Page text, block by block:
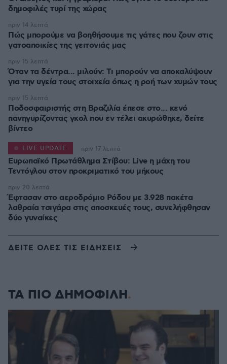
δημοφιλές τυρί της χώρας
Πώς μπορούμε να βοηθήσουμε τις γάτες που ζουν στις
γατοαποικίες της γειτονιάς μας
πριν 14 λεπτά
Όταν τα δέντρα... μιλούν: Τι μπορούν να αποκαλύψουν
για την υγεία τους στοιχεία όπως η ροή των χυμών τους
πριν 15 λεπτά
Ποδοσφαιριστής στη Βραζιλία έπεσε στο... κενό
πανηγυρίζοντας γκολ που εν τέλει ακυρώθηκε, δείτε
βίντεο
πριν 15 λεπτά
Ευρωπαϊκό Πρωτάθλημα Στίβου: Live η μάχη του
Τεντόγλου στον προκριματικό του μήκους
LIVE UPDATE πριν 17 λεπτά
Έφτασαν στο αεροδρόμιο Ρόδου με 3.928 πακέτα
λαθραία τσιγάρα στις αποσκευές τους, συνελήφθησαν
δύο γυναίκες
πριν 20 λεπτά
ΔΕΙΤΕ ΟΛΕΣ ΤΙΣ ΕΙΔΗΣΕΙΣ
ΤΑ ΠΙΟ ΔΗΜΟΦΙΛΗ